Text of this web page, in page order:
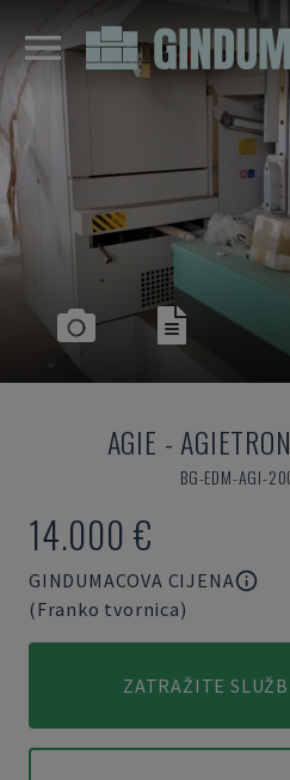
AGIE -
BG-EDM-AGI-
14.000 €
GINDUMACOVA CIJENA
(Franko tvornica)
ZATRAŽITE